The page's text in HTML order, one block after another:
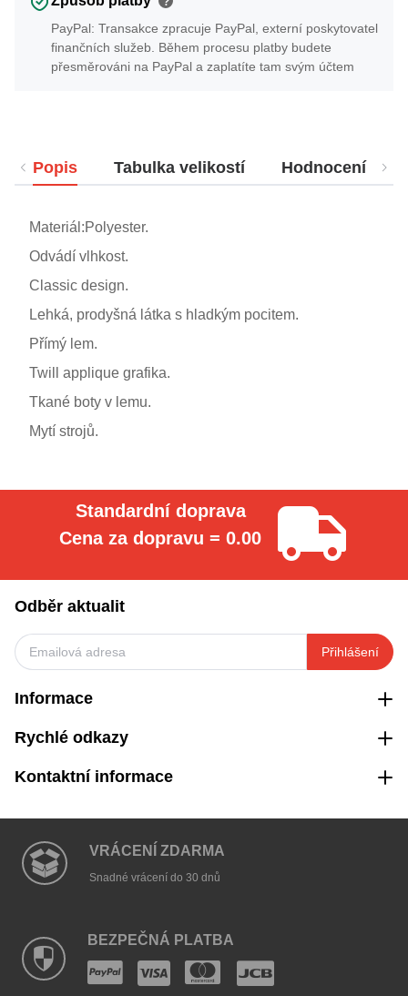
PayPal: Transakce zpracuje PayPal, externí poskytovatel
finančních služeb. Během procesu platby budete
přesměrováni na PayPal a zaplatíte tam svým účtem
Popis Tabulka velikostí Hodnocení
Materiál:Polyester.
Odvádí vlhkost.
Classic design.
Lehká, prodyšná látka s hladkým pocitem.
Přímý lem.
Twill applique grafika.
Tkané boty v lemu.
Mytí strojů.
Standardní doprava
Cena za dopravu = 0.00
Odběr aktualit
Přihlášení
Informace
Rychlé odkazy
Kontaktní informace
VRÁCENÍ ZDARMA
Snadné vrácení do 30 dnů
BEZPEČNÁ PLATBA